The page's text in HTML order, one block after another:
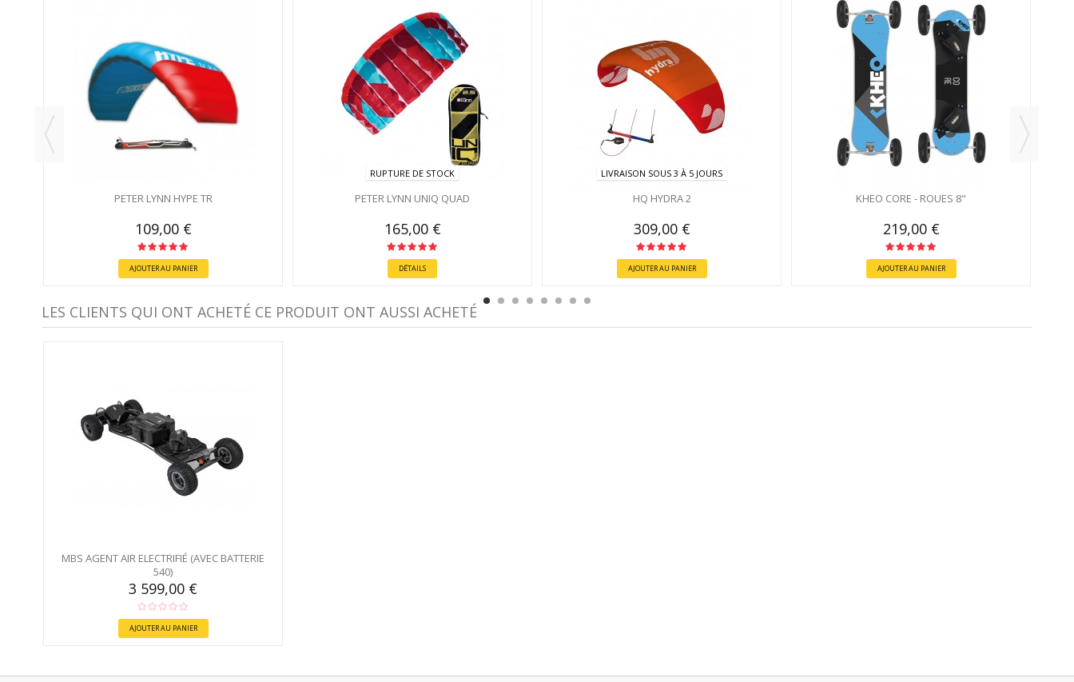
PETER LYNN HYPE TR
109,00 €
AJOUTER AU PANIER
RUPTURE DE STOCK
PETER LYNN UNIQ QUAD
165,00 €
DÉTAILS
LIVRAISON SOUS 3 À 5 JOURS
HQ HYDRA 2
309,00 €
AJOUTER AU PANIER
KHEO CORE - ROUES 8"
219,00 €
AJOUTER AU PANIER
LES CLIENTS QUI ONT ACHETÉ CE PRODUIT ONT AUSSI ACHETÉ
MBS AGENT AIR ELECTRIFIÉ (AVEC BATTERIE
540)
3 599,00 €
AJOUTER AU PANIER